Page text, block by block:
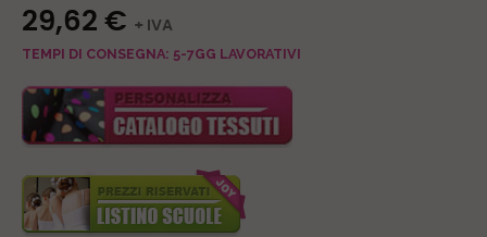
29,62 € + IVA
TEMPI DI CONSEGNA: 5-7GG LAVORATIVI